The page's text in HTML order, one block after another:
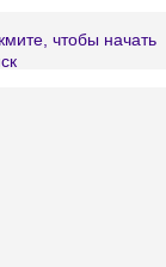
чтобы начать